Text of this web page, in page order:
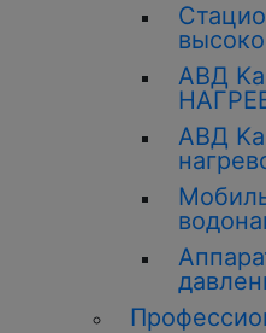
АВД
АВД